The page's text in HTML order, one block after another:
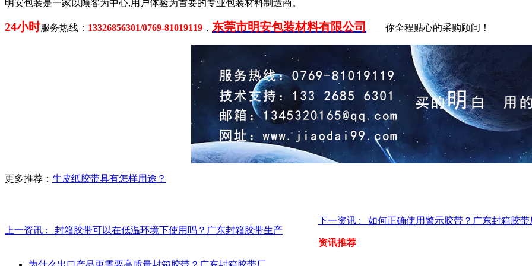
明安包装是一家以顾客为中心,用户体验为首要的专业包装材料制造商。
24小时服务热线： 13326856301/0769-81019119 ， 东莞市明安包装材料有限公司 ——你全程贴心的采购顾问！
更多推荐： 牛皮纸胶带具有怎样用途？
上一资讯 : 封箱胶带可以在低温环境下使用吗？广东封箱胶带生产
下一资讯 : 如何正确使用警示胶带？广东封箱胶带
资讯推荐